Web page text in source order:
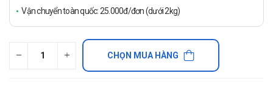
Vận chuyển toàn quốc: 25.000đ/đơn (dưới 2kg)
CHỌN MUA HÀNG